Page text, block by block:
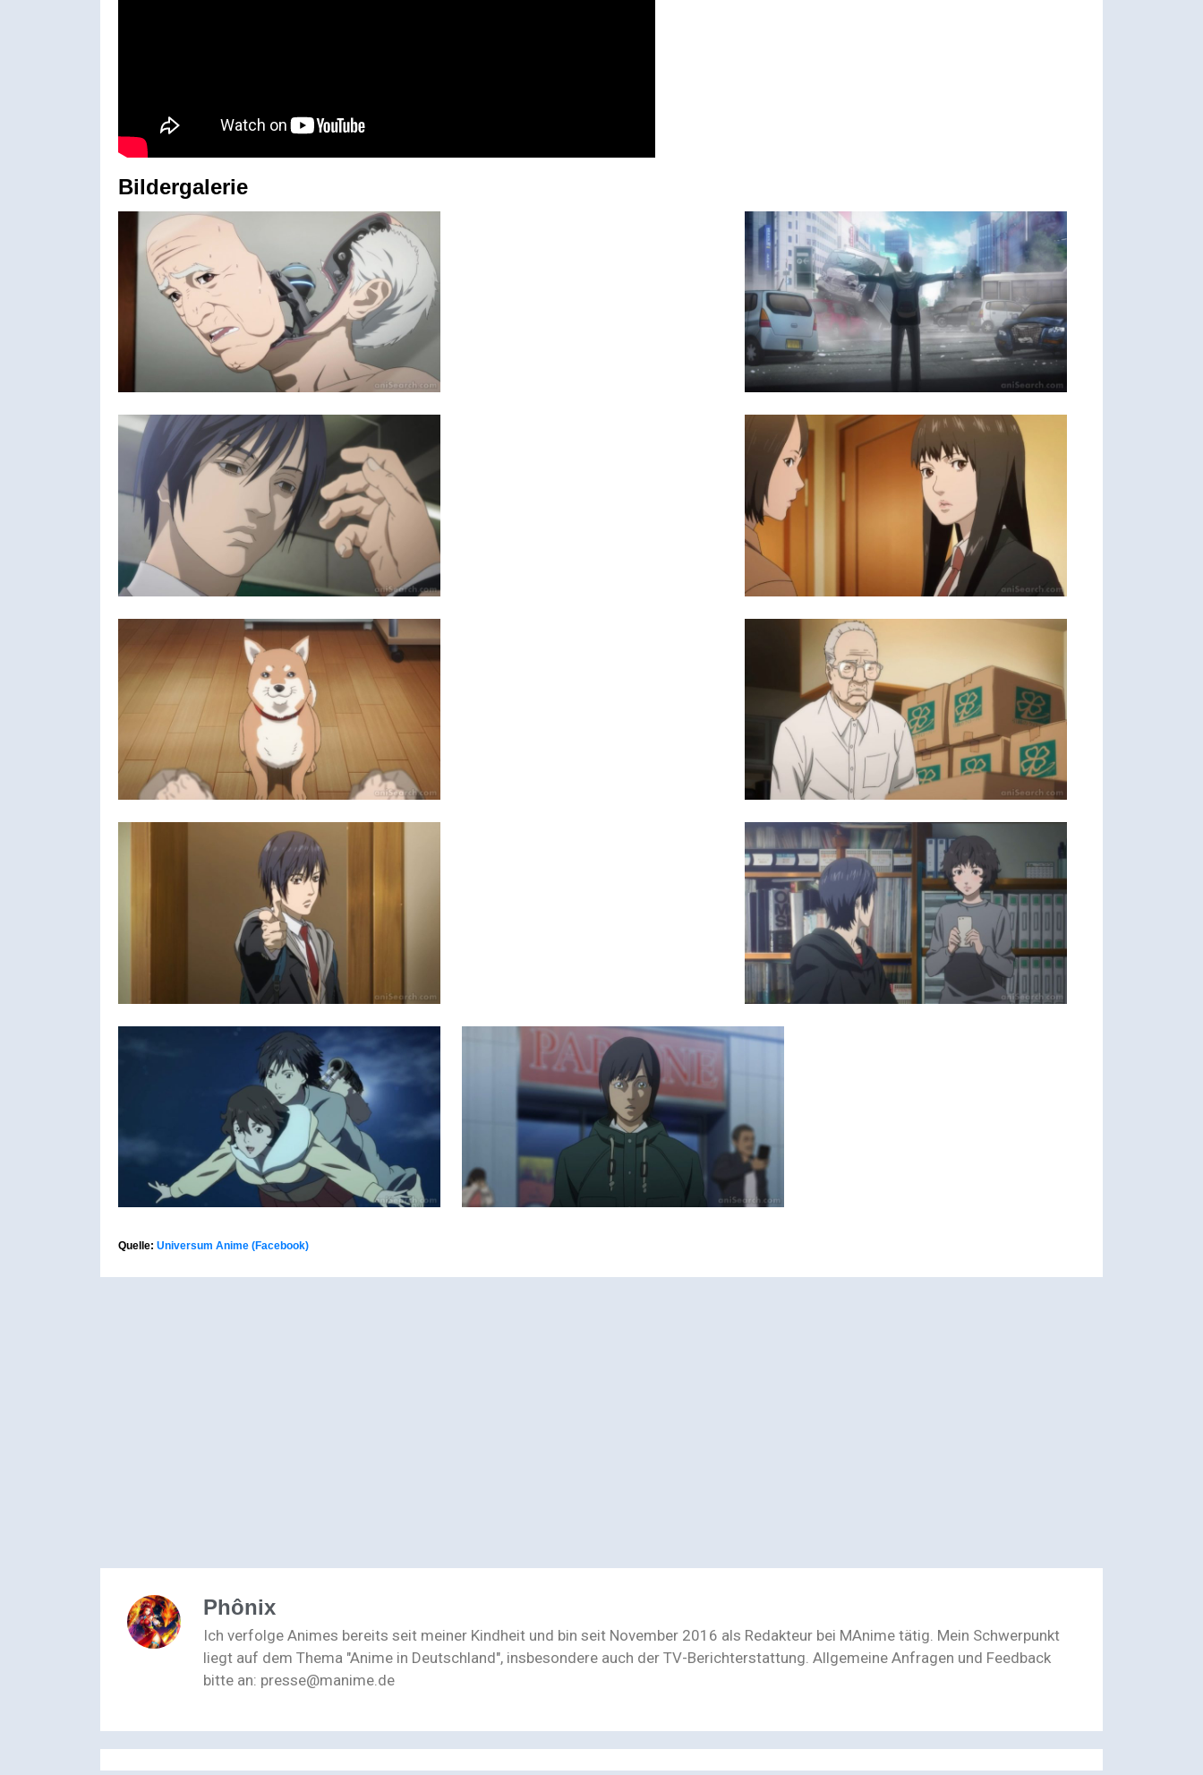
Bildergalerie
Quelle: Universum Anime (Facebook)
Phônix
Ich verfolge Animes bereits seit meiner Kindheit und bin seit November 2016 als Redakteur bei MAnime tätig. Mein Schwerpunkt
liegt auf dem Thema "Anime in Deutschland", insbesondere auch der TV-Berichterstattung. Allgemeine Anfragen und Feedback
bitte an: presse@manime.de